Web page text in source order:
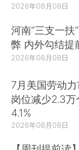
2026年08月08日
河南“三支一扶
弊 内外勾结提
2026年08月08日
7月美国劳动
岗位减少2.3
4.1%
2026年08月08日